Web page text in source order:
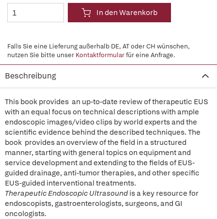
In den Warenkorb
Falls Sie eine Lieferung außerhalb DE, AT oder CH wünschen,
nutzen Sie bitte unser Kontaktformularfür eine Anfrage.
Beschreibung
This book provides an up-to-date review of therapeutic EUS
with an equal focus on technical descriptions with ample
endoscopic images/video clips by world experts and the
scientific evidence behind the described techniques. The
book provides an overview of the field in a structured
manner, starting with general topics on equipment and
service development and extending to the fields of EUS-
guided drainage, anti-tumor therapies, and other specific
EUS-guided interventional treatments.
Therapeutic Endoscopic Ultrasoundis a key resource for
endoscopists, gastroenterologists, surgeons, and GI
oncologists.